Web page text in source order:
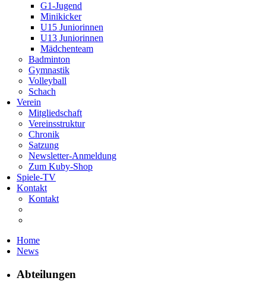
G1-Jugend
Minikicker
U15 Juniorinnen
U13 Juniorinnen
Mädchenteam
Badminton
Gymnastik
Volleyball
Schach
Verein
Mitgliedschaft
Vereinsstruktur
Chronik
Satzung
Newsletter-Anmeldung
Zum Kuby-Shop
Spiele-TV
Kontakt
Kontakt
Home
News
Abteilungen